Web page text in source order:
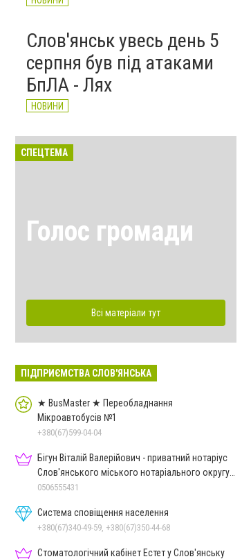
Слов'янськ увесь день 5
серпня був під атаками
БпЛА - Лях
НОВИНИ
СПЕЦТЕМА
Голос громади
Всі матеріали тут
ПІДПРИЄМСТВА СЛОВ'ЯНСЬКА
★ BusMaster ★ Переобладнання
Мікроавтобусів №1
+380(67)599-04-04
Бігун Віталій Валерійович - приватний нотаріус
Слов'янського міського нотаріального округу
Дон.обл.
0506555431
Система сповіщення населення
+380(67)340-49-59, +380(67)350-44-68
Стоматологічний кабінет Естет у Слов'янську